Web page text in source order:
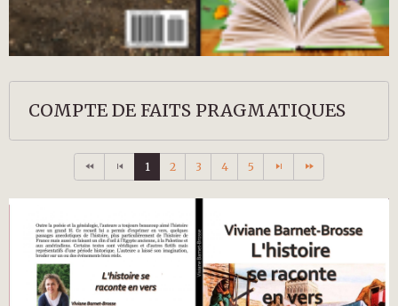
COMPTE DE FAITS PRAGMATIQUES
1 2 3 4 5